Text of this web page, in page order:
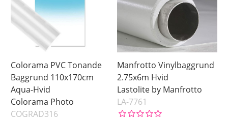
Colorama PVC Tonande
Baggrund 110x170cm
Aqua-Hvid
Colorama Photo
COGRAD316
Manfrotto Vinylbaggrund
2.75x6m Hvid
Lastolite by Manfrotto
LA-7761